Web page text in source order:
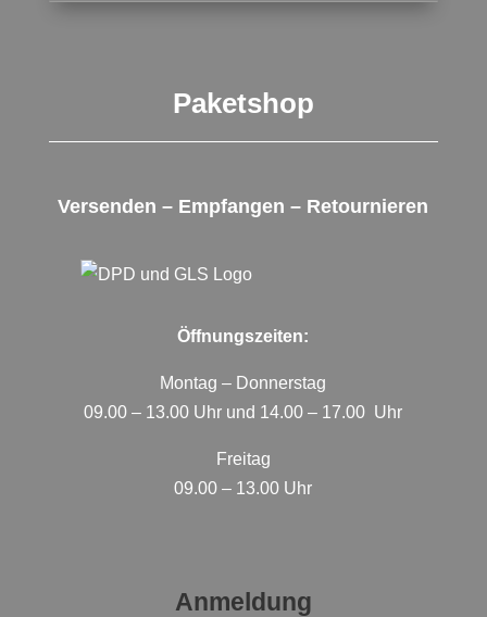
Paketshop
Versenden – Empfangen – Retournieren
Öffnungszeiten:
Montag – Donnerstag
09.00 – 13.00 Uhr und 14.00 – 17.00 Uhr
Freitag
09.00 – 13.00 Uhr
Anmeldung